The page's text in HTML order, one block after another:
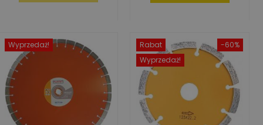
Wyprzedaż! -60%
Rabat
Wyprzedaż!